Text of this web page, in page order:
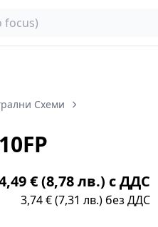
Схеми
€ (8,78 лв.) с ДДС
3,74 € (7,31 лв.) без ДДС